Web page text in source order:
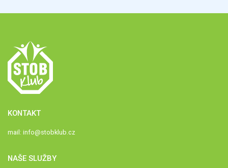
KONTAKT
mail: info@stobklub.cz
NAŠE SLUŽBY